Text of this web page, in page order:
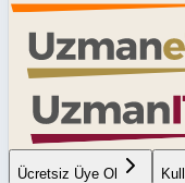
Ücretsiz Üye Ol